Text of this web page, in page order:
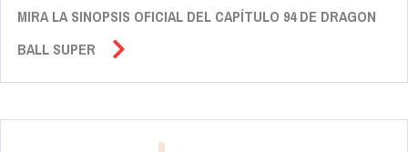
MIRA LA SINOPSIS OFICIAL DEL CAPÍTULO 94 DE DRAGON
BALL SUPER